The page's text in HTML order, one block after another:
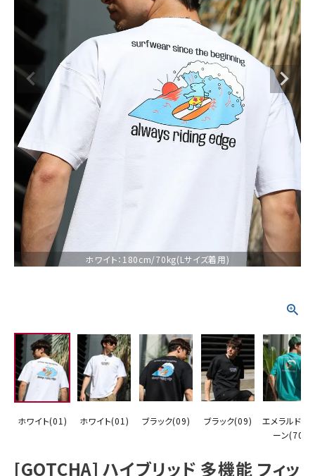
新着アイテム
カテゴリー
スタイリング
ニュース・特集
ランキング
お問い合わせ
ホワイト：180cm/70kg(Lサイズ着用)
ホワイト(01) ホワイト(01) ブラック(09) ブラック(09)
エメラルドグ
ーン(70)
[GOTCHA] ハイブリッド 多機能 フィッ